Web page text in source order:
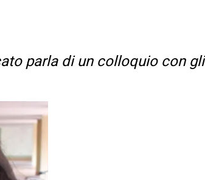
parla di un colloquio con gli